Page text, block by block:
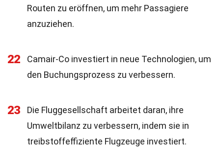
Routen zu eröffnen, um mehr Passagiere
anzuziehen.
22
Camair-Co investiert in neue Technologien, um
den Buchungsprozess zu verbessern.
23
Die Fluggesellschaft arbeitet daran, ihre
Umweltbilanz zu verbessern, indem sie in
treibstoffeffiziente Flugzeuge investiert.